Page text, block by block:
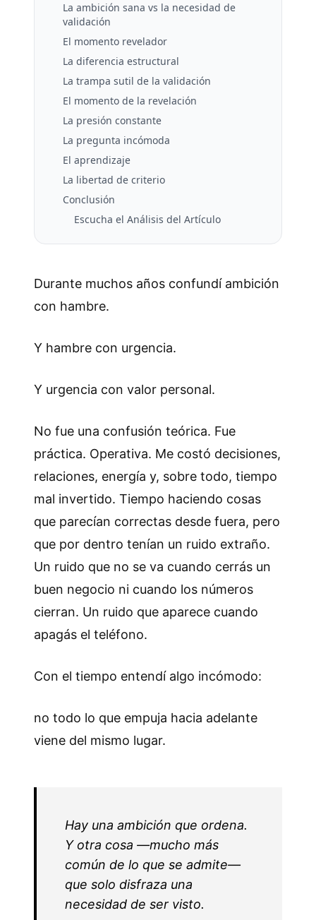
La ambición sana vs la necesidad de
validación
El momento revelador
La diferencia estructural
La trampa sutil de la validación
El momento de la revelación
La presión constante
La pregunta incómoda
El aprendizaje
La libertad de criterio
Conclusión
Escucha el Análisis del Artículo
Durante muchos años confundí ambición
con hambre.
Y hambre con urgencia.
Y urgencia con valor personal.
No fue una confusión teórica. Fue
práctica. Operativa. Me costó decisiones,
relaciones, energía y, sobre todo, tiempo
mal invertido. Tiempo haciendo cosas
que parecían correctas desde fuera, pero
que por dentro tenían un ruido extraño.
Un ruido que no se va cuando cerrás un
buen negocio ni cuando los números
cierran. Un ruido que aparece cuando
apagás el teléfono.
Con el tiempo entendí algo incómodo:
no todo lo que empuja hacia adelante
viene del mismo lugar.
Hay una ambición que ordena.
Y otra cosa —mucho más
común de lo que se admite—
que solo disfraza una
necesidad de ser visto.